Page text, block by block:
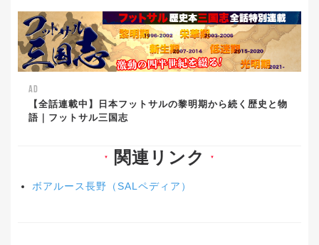
AD
【全話連載中】日本フットサルの黎明期から続く歴史と物
語｜フットサル三国志
▼ 関連リンク ▼
ボアルース長野（SALペディア）